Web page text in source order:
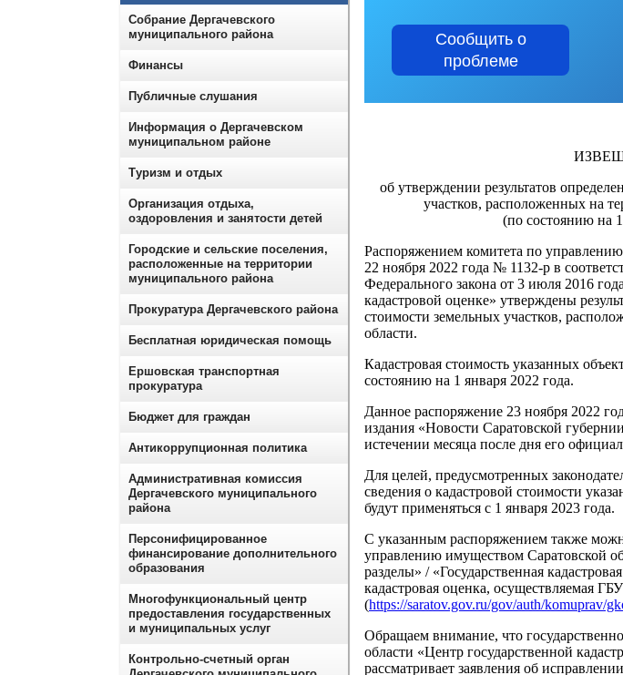
Сообщить о
проблеме
об утверждении результатов
участков, расположенных на
(по состоянию на
Распоряжением комитета по
22 ноября 2022 года № 1132-р в
Федерального закона от 3 июля 2016
кадастровой оценке» утверждены
стоимости земельных участков,
области.
Кадастровая стоимость указанных
состоянию на 1 января 2022 года.
Данное распоряжение 23 ноября 2022
издания «Новости Саратовской
истечении месяца после дня его
Для целей, предусмотренных
сведения о кадастровой стоимости
будут применяться с 1 января 2023 года.
С указанным распоряжением также
управлению имуществом Саратовской
разделы» / «Государственная
кадастровая оценка, осуществляемая
(https://saratov.gov.ru/gov/auth/komuprav/
Обращаем внимание, что
области «Центр государственной
рассматривает заявления об
Собрание Дергачевского
муниципального района
Финансы
Публичные слушания
Информация о Дергачевском
муниципальном районе
Туризм и отдых
Организация отдыха,
оздоровления и занятости детей
Городские и сельские поселения,
расположенные на территории
муниципального района
Прокуратура Дергачевского района
Бесплатная юридическая помощь
Ершовская транспортная
прокуратура
Бюджет для граждан
Антикоррупционная политика
Административная комиссия
Дергачевского муниципального
района
Персонифицированное
финансирование дополнительного
образования
Многофункциональный центр
предоставления государственных
и муниципальных услуг
Контрольно-счетный орган